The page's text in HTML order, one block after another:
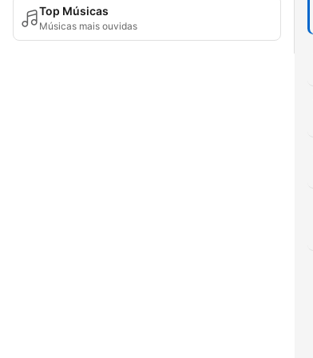
Top Músicas
Músicas mais ouvidas